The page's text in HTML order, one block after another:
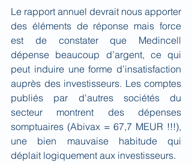
Le rapport annuel devrait nous apporter
des éléments de réponse mais force
est de constater que Medincell
dépense beaucoup d’argent, ce qui
peut induire une forme d’insatisfaction
auprès des investisseurs. Les comptes
publiés par d'autres sociétés du
secteur montrent des dépenses
somptuaires (Abivax = 67,7 MEUR !!!),
une bien mauvaise habitude qui
déplait logiquement aux investisseurs.